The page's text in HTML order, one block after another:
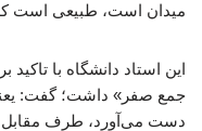
میدان است، طبیعی است
این استاد دانشگاه با تاکید
جمع صفر» داشت؛ گفت: